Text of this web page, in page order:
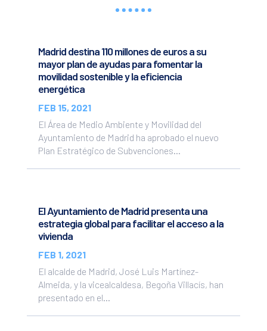
Madrid destina 110 millones de euros a su
mayor plan de ayudas para fomentar la
movilidad sostenible y la eficiencia
energética
FEB 15, 2021
El Área de Medio Ambiente y Movilidad del
Ayuntamiento de Madrid ha aprobado el nuevo
Plan Estratégico de Subvenciones...
El Ayuntamiento de Madrid presenta una
estrategia global para facilitar el acceso a la
vivienda
FEB 1, 2021
El alcalde de Madrid, José Luis Martínez-
Almeida, y la vicealcaldesa, Begoña Villacís, han
presentado en el...